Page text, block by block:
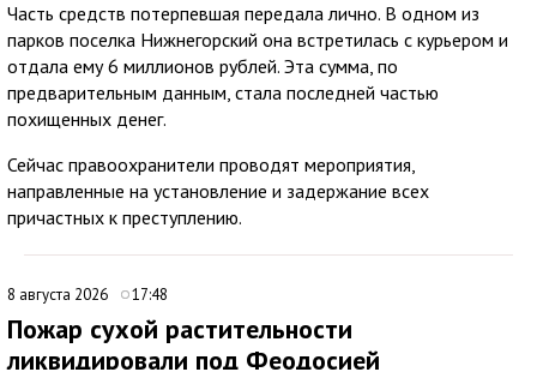
Часть средств потерпевшая передала лично. В одном из
парков поселка Нижнегорский она встретилась с курьером и
отдала ему 6 миллионов рублей. Эта сумма, по
предварительным данным, стала последней частью
похищенных денег.
Сейчас правоохранители проводят мероприятия,
направленные на установление и задержание всех
причастных к преступлению.
8 августа 2026 17:48
Пожар сухой растительности
ликвидировали под Феодосией